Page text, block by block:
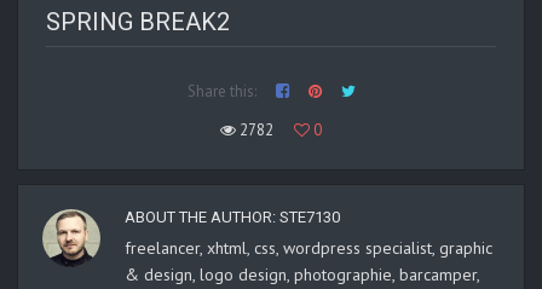
SPRING BREAK2
Share this:
2782
0
ABOUT THE AUTHOR: STE7130
freelancer, xhtml, css, wordpress specialist, graphic
& design, logo design, photographie, barcamper,